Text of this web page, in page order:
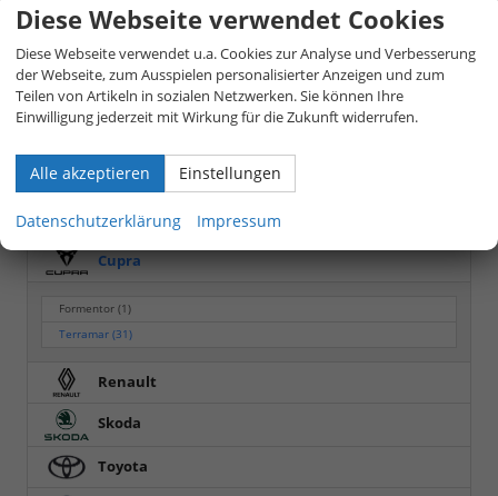
Leon Sportstourer(19)
Terramar(31)
Skoda
LAGER NEUFAHRZEUGE
Audi
Cupra
Formentor(1)
Terramar(31)
Renault
Skoda
Toyota
Diese Webseite verwendet Cookies
Diese Webseite verwendet u.a. Cookies zur Analyse und Verbesserung
der Webseite, zum Ausspielen personalisierter Anzeigen und zum
Teilen von Artikeln in sozialen Netzwerken. Sie können Ihre
Einwilligung jederzeit mit Wirkung für die Zukunft widerrufen.
Alle akzeptieren Einstellungen
Datenschutzerklärung Impressum